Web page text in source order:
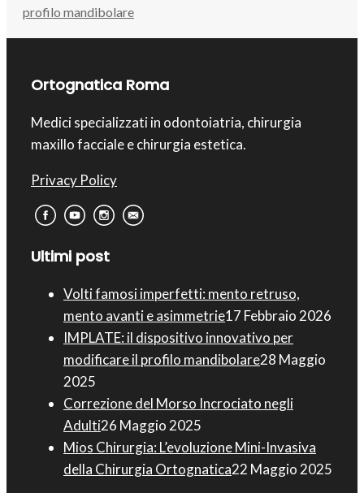
profilo mandibolare
Ortognatica Roma
Medici specializzati in odontoiatria, chirurgia
maxillo facciale e chirurgia estetica.
Privacy Policy
Ultimi post
Volti famosi imperfetti: mento retruso,
mento avanti e asimmetrie17 Febbraio 2026
IMPLATE: il dispositivo innovativo per
modificare il profilo mandibolare28 Maggio
2025
Correzione del Morso Incrociato negli
Adulti26 Maggio 2025
Mios Chirurgia : L’evoluzione Mini-Invasiva
della Chirurgia Ortognatica22 Maggio 2025